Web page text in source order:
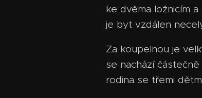
ke dvěma ložnicím
je byt vzdálen
Za koupelnou je
se nachází
rodina se třemi